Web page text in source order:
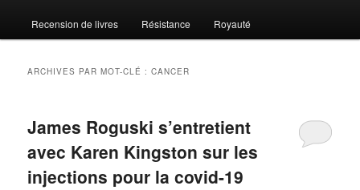
Recension de livres Résistance Royauté
ARCHIVES PAR MOT-CLÉ :CANCER
James Roguski s’entretient
avec Karen Kingston sur les
injections pour la covid-19